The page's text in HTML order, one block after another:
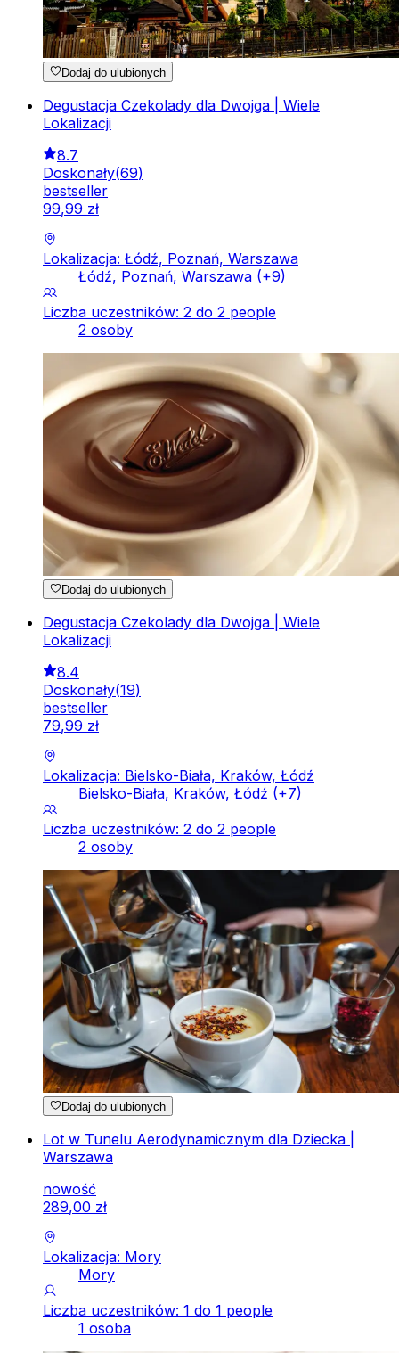
Dodaj do ulubionych
Degustacja Czekolady dla Dwojga | Wiele
Lokalizacji
8.7
Doskonały(69)
bestseller
99,99 zł
Lokalizacja: Łódź, Poznań, Warszawa
Łódź, Poznań, Warszawa (+9)
Liczba uczestników: 2 do 2 people
2 osoby
Dodaj do ulubionych
Degustacja Czekolady dla Dwojga | Wiele
Lokalizacji
8.4
Doskonały(19)
bestseller
79,99 zł
Lokalizacja: Bielsko-Biała, Kraków, Łódź
Bielsko-Biała, Kraków, Łódź (+7)
Liczba uczestników: 2 do 2 people
2 osoby
Dodaj do ulubionych
Lot w Tunelu Aerodynamicznym dla Dziecka |
Warszawa
nowość
289,00 zł
Lokalizacja: Mory
Mory
Liczba uczestników: 1 do 1 people
1 osoba